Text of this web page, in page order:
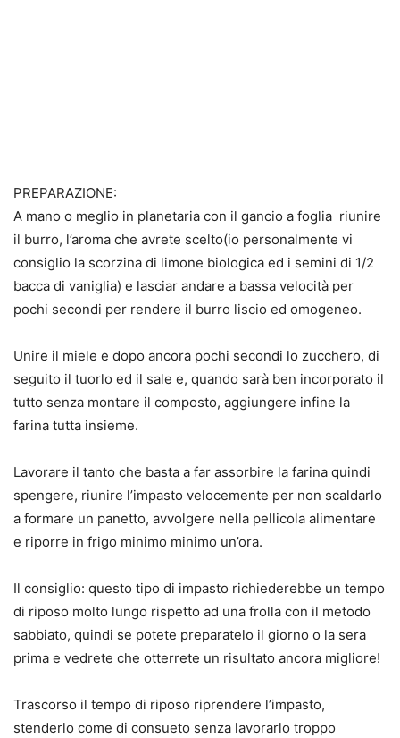
PREPARAZIONE:
A mano o meglio in planetaria con il gancio a foglia riunire
il burro, l’aroma che avrete scelto(io personalmente vi
consiglio la scorzina di limone biologica ed i semini di 1/2
bacca di vaniglia) e lasciar andare a bassa velocità per
pochi secondi per rendere il burro liscio ed omogeneo.
Unire il miele e dopo ancora pochi secondi lo zucchero, di
seguito il tuorlo ed il sale e, quando sarà ben incorporato il
tutto senza montare il composto, aggiungere infine la
farina tutta insieme.
Lavorare il tanto che basta a far assorbire la farina quindi
spengere, riunire l’impasto velocemente per non scaldarlo
a formare un panetto, avvolgere nella pellicola alimentare
e riporre in frigo minimo minimo un’ora.
Il consiglio: questo tipo di impasto richiederebbe un tempo
di riposo molto lungo rispetto ad una frolla con il metodo
sabbiato, quindi se potete preparatelo il giorno o la sera
prima e vedrete che otterrete un risultato ancora migliore!
Trascorso il tempo di riposo riprendere l’impasto,
stenderlo come di consueto senza lavorarlo troppo